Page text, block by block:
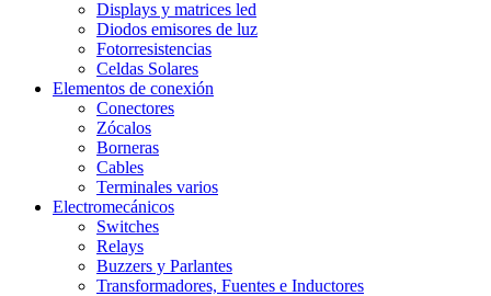
Displays y matrices led
Diodos emisores de luz
Fotorresistencias
Celdas Solares
Elementos de conexión
Conectores
Zócalos
Borneras
Cables
Terminales varios
Electromecánicos
Switches
Relays
Buzzers y Parlantes
Transformadores, Fuentes e Inductores